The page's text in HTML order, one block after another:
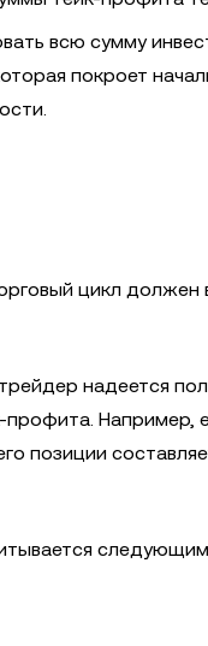
всю сумму
покроет
цикл должен
надеется
профита. Например,
позиции